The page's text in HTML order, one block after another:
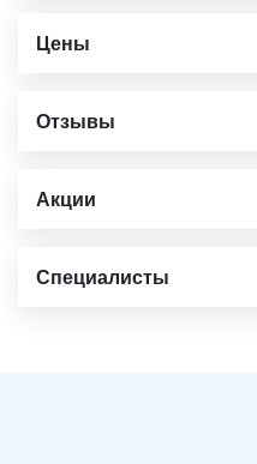
Цены
Отзывы
Акции
Специалисты